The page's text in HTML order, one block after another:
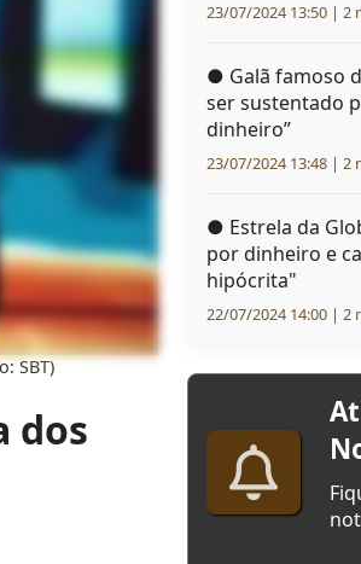
SBT)
dos
23/07/2024 13:50 | 2
● Galã famoso
ser sustentado
dinheiro”
23/07/2024 13:48 | 2
● Estrela da
por dinheiro e
hipócrita"
22/07/2024 14:00 | 2